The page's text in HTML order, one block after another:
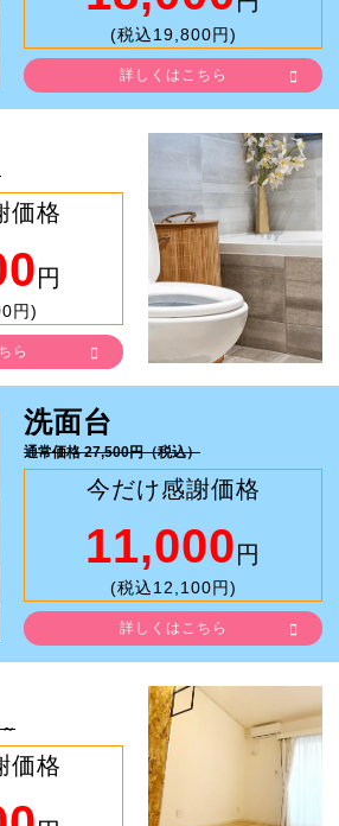
(税込19,800円)
詳しくはこちら
価格
円
円)
ら
洗面台
通常価格 27,500円（税込）
今だけ感謝価格
11,000 円
(税込12,100円)
詳しくはこちら
価格